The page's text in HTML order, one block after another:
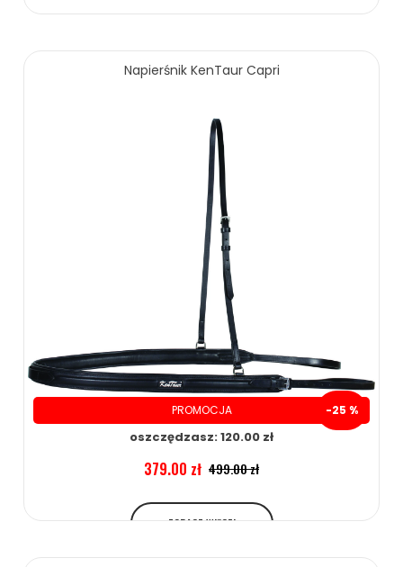
129.00 zł
ZOBACZ WIĘCEJ
Napierśnik KenTaur Capri
PROMOCJA -25 %
oszczędzasz: 120.00 zł
379.00 zł 499.00 zł
ZOBACZ WIĘCEJ